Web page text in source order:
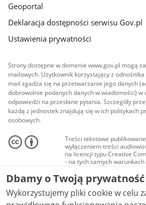
Geoportal
Deklaracja dostępności serwisu Gov.pl
Ustawienia prywatności
Strony dostępne w domenie www.gov.pl mogą
mailowych. Użytkownik korzystający z
mail zgadza się na przetwarzanie jego danych
dobrowolnie podanych danych w wiadomości) w
odpowiedzi na przesłane pytania. Szczegóły
każdą z jednostek znajdują się w ich politykach
osobowych.
Treści tekstowe
wyłączeniem treści
na licencji typu Creative
- na tych samych warunkach
Materiały audiowizualne, w
audio i wideo, są
Creative Commons: uznanie
niekomercyjne - bez utworów
NC-ND 4.0), o ile nie jest to
Dbamy o Twoją prywatność
Wykorzystujemy pliki cookie w celu